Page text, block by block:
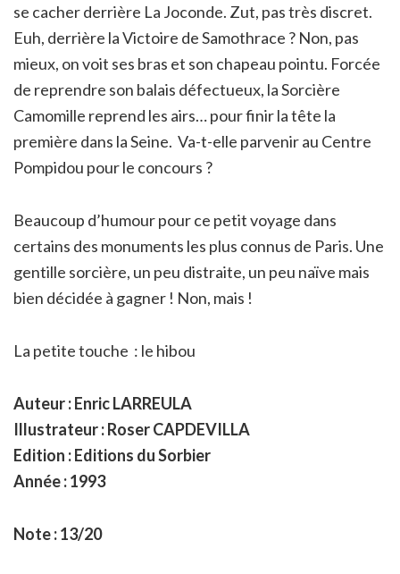
se cacher derrière La Joconde. Zut, pas très discret.
Euh, derrière la Victoire de Samothrace ? Non, pas
mieux, on voit ses bras et son chapeau pointu. Forcée
de reprendre son balais défectueux, la Sorcière
Camomille reprend les airs… pour finir la tête la
première dans la Seine. Va-t-elle parvenir au Centre
Pompidou pour le concours ?
Beaucoup d’humour pour ce petit voyage dans
certains des monuments les plus connus de Paris. Une
gentille sorcière, un peu distraite, un peu naïve mais
bien décidée à gagner ! Non, mais !
La petite touche : le hibou
Auteur : Enric LARREULA
Illustrateur : Roser CAPDEVILLA
Edition : Editions du Sorbier
Année : 1993
Note : 13/20